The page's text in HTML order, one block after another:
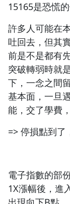
15165是恐慌
許多人可能在
吐回去，但其
前是不是都有
突破轉弱時就
下，一念之間
基本面，一旦
能，交了學費
=> 停損點到了
電子指數的部
1X漲幅後，進